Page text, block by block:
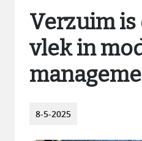
Verzuim
vlek in
8-5-2025